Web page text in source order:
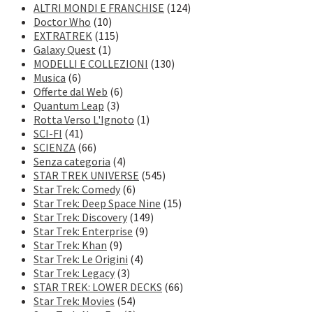
ALTRI MONDI E FRANCHISE (124)
Doctor Who (10)
EXTRATREK (115)
Galaxy Quest (1)
MODELLI E COLLEZIONI (130)
Musica (6)
Offerte dal Web (6)
Quantum Leap (3)
Rotta Verso L'Ignoto (1)
SCI-FI (41)
SCIENZA (66)
Senza categoria (4)
STAR TREK UNIVERSE (545)
Star Trek: Comedy (6)
Star Trek: Deep Space Nine (15)
Star Trek: Discovery (149)
Star Trek: Enterprise (9)
Star Trek: Khan (9)
Star Trek: Le Origini (4)
Star Trek: Legacy (3)
STAR TREK: LOWER DECKS (66)
Star Trek: Movies (54)